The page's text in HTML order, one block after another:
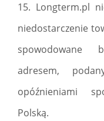
15. Longterm.pl
niedostarczenie
spowodowane
adresem,
opóźnieniami
Polską.